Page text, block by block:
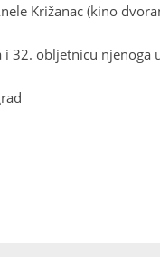
Križanac (kino
32. obljetnicu njenoga